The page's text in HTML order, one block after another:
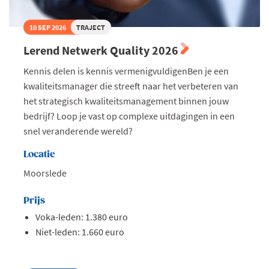
10 SEP 2026 TRAJECT
Lerend Netwerk Quality 2026
Kennis delen is kennis vermenigvuldigenBen je een
kwaliteitsmanager die streeft naar het verbeteren van
het strategisch kwaliteitsmanagement binnen jouw
bedrijf? Loop je vast op complexe uitdagingen in een
snel veranderende wereld?
Locatie
Moorslede
Prijs
Voka-leden: 1.380 euro
Niet-leden: 1.660 euro